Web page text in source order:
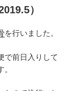
）
を行いました。
で前日入りして